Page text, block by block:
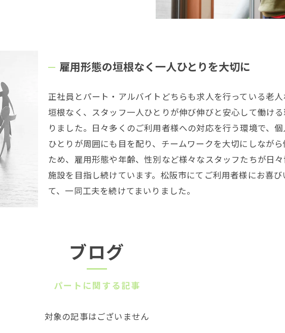
雇用形態の垣根なく一人ひとりを大切に
正社員とパート・アルバイトどちらも求人を行っている老
垣根なく、スタッフ一人ひとりが伸び伸びと安心して働け
りました。日々多くのご利用者様への対応を行う環境で、
ひとりが周囲にも目を配り、チームワークを大切にしなが
ため、雇用形態や年齢、性別など様々なスタッフたちが日
施設を目指し続けています。松阪市にてご利用者様にお喜
て、一同工夫を続けてまいりました。
ブログ
パートに関する記事
対象の記事はございません